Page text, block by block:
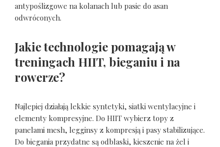
antypoślizgowe na kolanach lub pasie do asan
odwróconych.
Jakie technologie pomagają w
treningach HIIT, bieganiu i na
rowerze?
Najlepiej działają lekkie syntetyki, siatki wentylacyjne i
elementy kompresyjne. Do HIIT wybierz topy z
panelami mesh, legginsy z kompresją i pasy stabilizujące.
Do biegania przydatne są odblaski, kieszenie na żel i